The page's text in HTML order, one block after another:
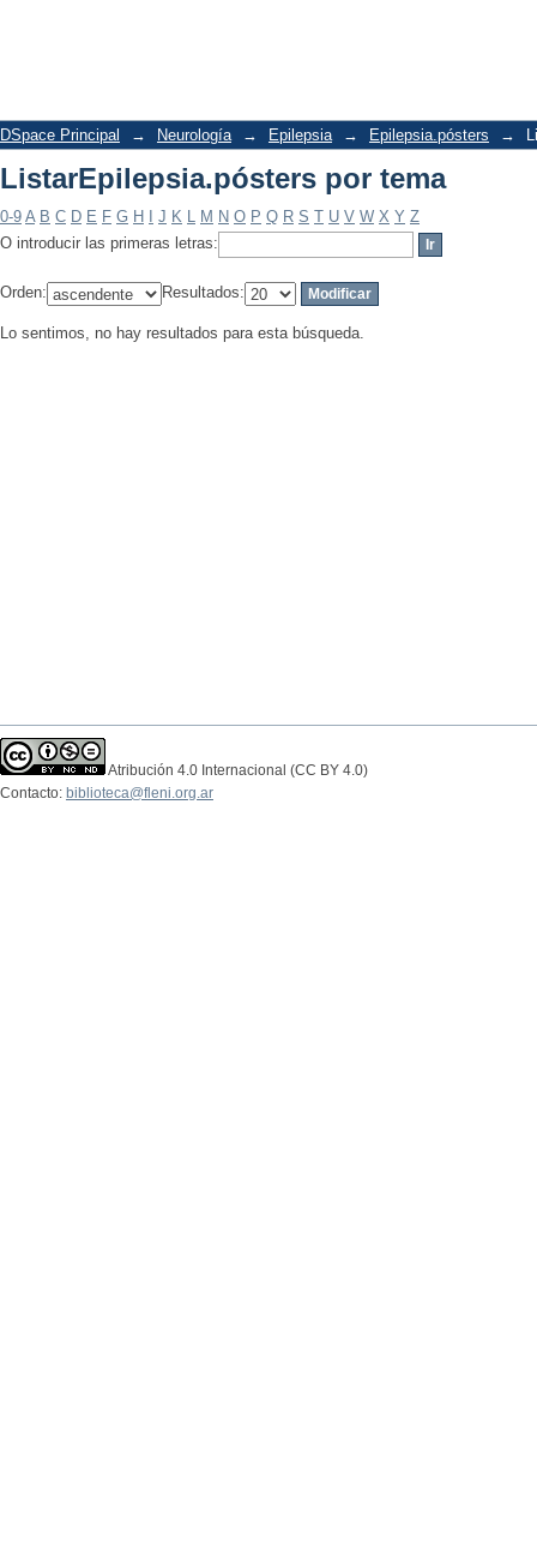
DSpace Principal → Neurología → Epilepsia → Epilepsia.pósters →
ListarEpilepsia.pósters por tema
0-9 A B C D E F G H J K L M N O P Q R S T U V W X Y Z
O introducir las primeras letras:
Orden: Resultados:
Lo sentimos, no hay resultados para esta búsqueda.
Atribución 4.0 Internacional (CC BY 4.0)
Contacto: biblioteca@fleni.org.ar